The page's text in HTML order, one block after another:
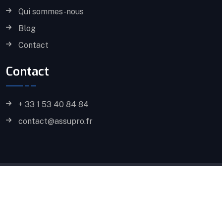
Qui sommes-nous
Blog
Contact
Contact
+ 33 1 53 40 84 84
contact@assupro.fr